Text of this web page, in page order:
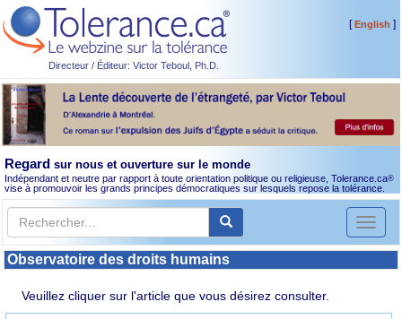
Directeur / Éditeur: Victor Teboul, Ph.D.
[English ]
Regard sur nous et ouverture sur le monde
Indépendant et neutre par rapport à toute orientation politique ou religieuse, Tolerance.ca®
vise à promouvoir les grands principes démocratiques sur lesquels repose la tolérance.
Toggle
Observatoire des droits humains
Veuillez cliquer sur l'article que vous désirez consulter.